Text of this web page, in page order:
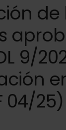
de
9/
04/